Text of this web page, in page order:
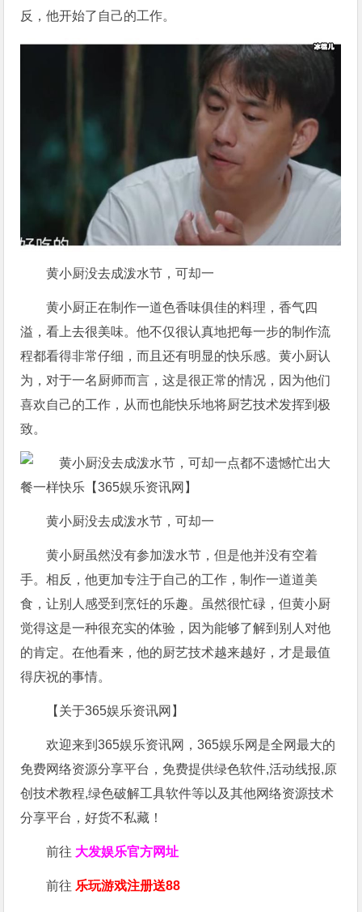
反，他开始了自己的工作。
黄小厨没去成泼水节，可却一
黄小厨正在制作一道色香味俱佳的料理，香气四
溢，看上去很美味。他不仅很认真地把每一步的制作流
程都看得非常仔细，而且还有明显的快乐感。黄小厨认
为，对于一名厨师而言，这是很正常的情况，因为他们
喜欢自己的工作，从而也能快乐地将厨艺技术发挥到极
致。
黄小厨没去成泼水节，可却一
黄小厨虽然没有参加泼水节，但是他并没有空着
手。相反，他更加专注于自己的工作，制作一道道美
食，让别人感受到烹饪的乐趣。虽然很忙碌，但黄小厨
觉得这是一种很充实的体验，因为能够了解到别人对他
的肯定。在他看来，他的厨艺技术越来越好，才是最值
得庆祝的事情。
【关于365娱乐资讯网】
欢迎来到365娱乐资讯网，365娱乐网是全网最大的
免费网络资源分享平台，免费提供绿色软件,活动线报,原
创技术教程,绿色破解工具软件等以及其他网络资源技术
分享平台，好货不私藏！
前往 大发娱乐官方网址
前往 乐玩游戏注册送88